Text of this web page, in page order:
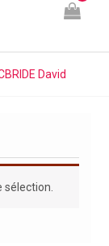
David